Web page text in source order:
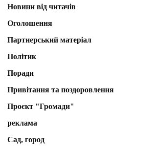
Новини від читачів
Оголошення
Партнерський матеріал
Політик
Поради
Привітання та поздоровлення
Проєкт "Громади"
реклама
Сад, город